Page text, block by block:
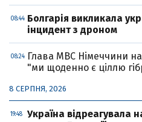
08:44 Болгарія викликала
інцидент з дроном
08:24 Глава МВС Німеччини
"ми щоденно є ціллю
8 СЕРПНЯ, 2026
19:48
Україна відреагувала